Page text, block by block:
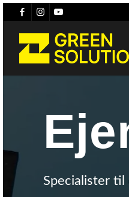
Specialister til